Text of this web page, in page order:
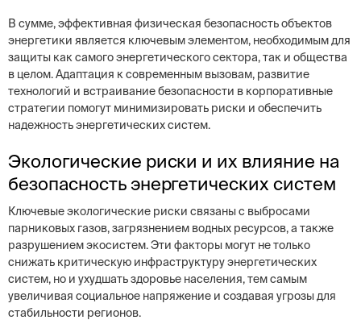
В сумме, эффективная физическая безопасность объектов
энергетики является ключевым элементом, необходимым для
защиты как самого энергетического сектора, так и общества
в целом. Адаптация к современным вызовам, развитие
технологий и встраивание безопасности в корпоративные
стратегии помогут минимизировать риски и обеспечить
надежность энергетических систем.
Экологические риски и их влияние на
безопасность энергетических систем
Ключевые экологические риски связаны с выбросами
парниковых газов, загрязнением водных ресурсов, а также
разрушением экосистем. Эти факторы могут не только
снижать критическую инфраструктуру энергетических
систем, но и ухудшать здоровье населения, тем самым
увеличивая социальное напряжение и создавая угрозы для
стабильности регионов.